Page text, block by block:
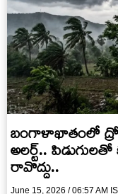
బంగాళాఖాతంలో
అలర్ట్..
రావొద్దు..
June 15, 2026 / 06:57 AM